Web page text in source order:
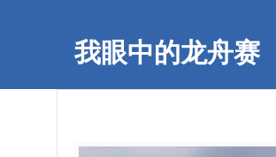
我眼中的龙舟赛